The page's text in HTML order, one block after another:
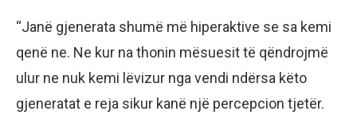
“Janë gjenerata shumë më hiperaktive se sa kemi
qenë ne. Ne kur na thonin mësuesit të qëndrojmë
ulur ne nuk kemi lëvizur nga vendi ndërsa këto
gjeneratat e reja sikur kanë një percepcion tjetër.